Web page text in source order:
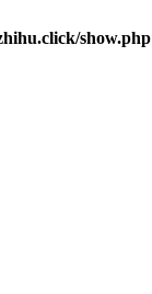
show.php